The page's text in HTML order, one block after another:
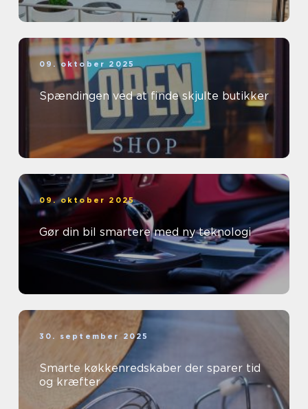
09. oktober 2025
Spændingen ved at finde skjulte butikker
09. oktober 2025
Gør din bil smartere med ny teknologi
30. september 2025
Smarte køkkenredskaber der sparer tid
og kræfter